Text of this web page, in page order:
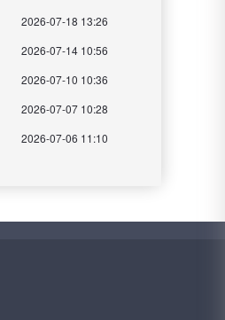
2026-07-18 13:26
2026-07-14 10:56
2026-07-10 10:36
2026-07-07 10:28
2026-07-06 11:10